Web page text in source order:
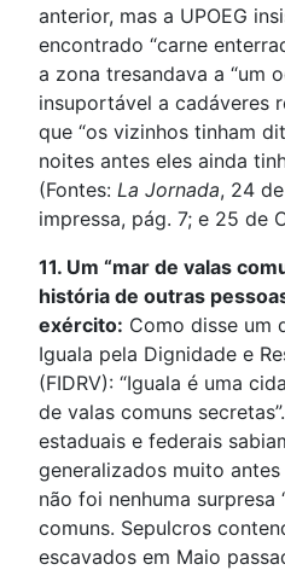
anterior, mas a UPOEG
encontrado “carne
a zona tresandava a “um
insuportável a cadáveres
que “os vizinhos tinham
noites antes eles ainda
(Fontes: La Jornada, 24
impressa, pág. 7; e 25 de
11. Um “mar de valas
história de outras
exército: Como disse um
Iguala pela Dignidade e
(FIDRV): “Iguala é uma
de valas comuns
estaduais e federais
generalizados muito
não foi nenhuma surpresa
comuns. Sepulcros
escavados em Maio